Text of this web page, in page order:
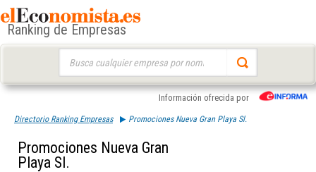
Ranking de Empresas
Información ofrecida por
Directorio Ranking Empresas Promociones Nueva Gran Playa Sl.
Promociones Nueva Gran
Playa Sl.